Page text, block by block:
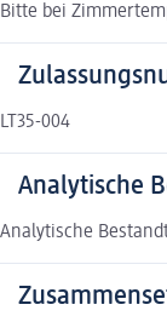
Bitte bei
LT35-004
Analytische
Analytische